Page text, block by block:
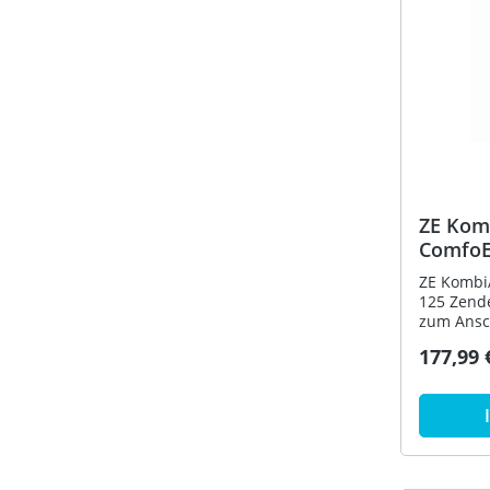
ZE
rechts,
ZE
125 Zender KombiAußenwandgitter
zum
Element.
Fortluft.
dank
177,99